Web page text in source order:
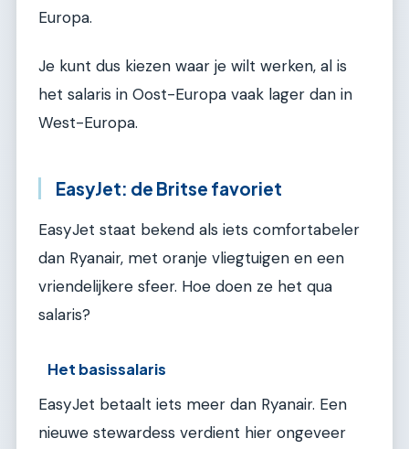
Europa.
Je kunt dus kiezen waar je wilt werken, al is
het salaris in Oost-Europa vaak lager dan in
West-Europa.
EasyJet: de Britse favoriet
EasyJet staat bekend als iets comfortabeler
dan Ryanair, met oranje vliegtuigen en een
vriendelijkere sfeer. Hoe doen ze het qua
salaris?
Het basissalaris
EasyJet betaalt iets meer dan Ryanair. Een
nieuwe stewardess verdient hier ongeveer